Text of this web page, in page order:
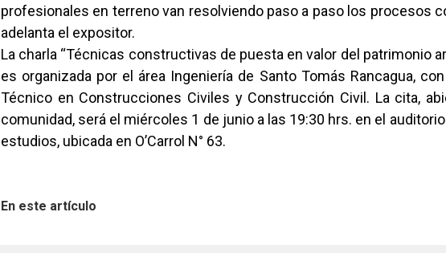
profesionales en terreno van resolviendo paso a paso los procesos
adelanta el expositor.
La charla “Técnicas constructivas de puesta en valor del patrimonio
es organizada por el área Ingeniería de Santo Tomás Rancagua,
Técnico en Construcciones Civiles y Construcción Civil. La cita,
comunidad, será el miércoles 1 de junio a las 19:30 hrs. en el
estudios, ubicada en O’Carrol N° 63.
En este artículo